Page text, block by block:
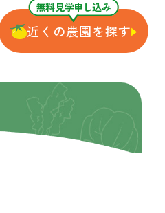
無料見学申し込み
近くの農園を探す